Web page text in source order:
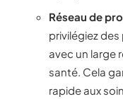
Réseau de
privilégiez
avec un large
santé. Cela
rapide aux